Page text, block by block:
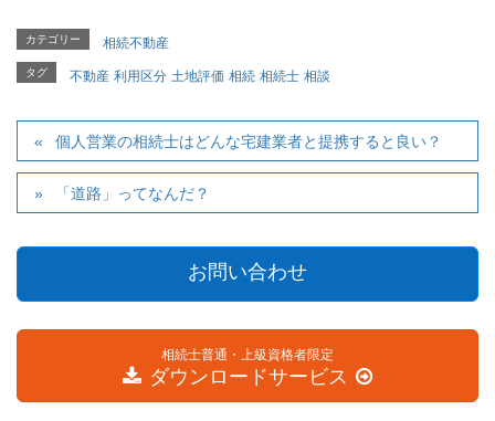
カテゴリー 相続不動産
タグ 不動産 利用区分 土地評価 相続 相続士 相談
個人営業の相続士はどんな宅建業者と提携すると良い？
「道路」ってなんだ？
お問い合わせ
相続士普通・上級資格者限定
ダウンロードサービス